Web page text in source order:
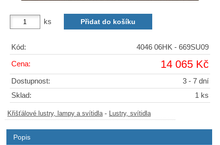
ks
Kód: 4046 06HK - 669SU09
Cena: 14 065 Kč
Dostupnost:
3 - 7 dní
Sklad:
1 ks
Křišťálové lustry, lampy a svítidla - Lustry, svítidla
Popis